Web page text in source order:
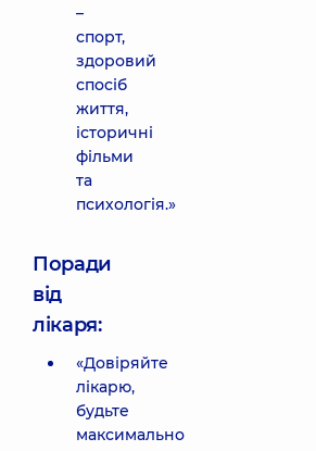
–
спорт,
здоровий
спосіб
життя,
історичні
фільми
та
психологія.»
Поради
від
лікаря:
«Довіряйте
лікарю,
будьте
максимально